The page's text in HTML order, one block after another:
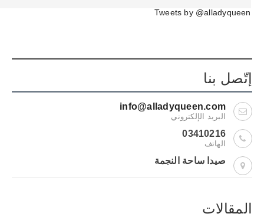
Tweets by @alladyqueen
إتّصل بنا
info@alladyqueen.com
البريد الإلكتروني
03410216
الهاتف
صيدا ساحة النجمة
المقالات